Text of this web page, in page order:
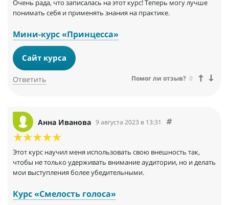
Очень рада, что записалась на этот курс! Теперь могу лучше
понимать себя и применять знания на практике.
Мини-курс «Принцесса»
Сайт курса
Ответить Помог ли отзыв? 0
Анна Иванова 9 августа 2023 в 13:31
Этот курс научил меня использовать свою внешность так,
чтобы не только удерживать внимание аудитории, но и делать
мои выступления более убедительными.
Курс «Смелость голоса»